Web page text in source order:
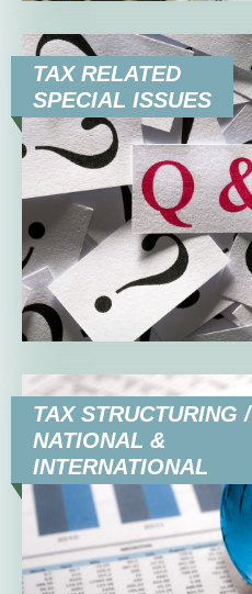
TAX RELATED
SPECIAL ISSUES
TAX STRUCTURING /
NATIONAL &
INTERNATIONAL